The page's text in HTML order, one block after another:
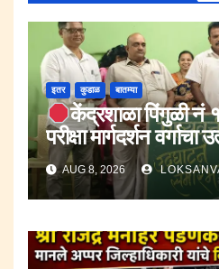
इतर कुडाळ बातम्या
केंद्रशाळा पिंगुळी नं
परीक्षा मार्गदर्शन
AUG 8, 2026